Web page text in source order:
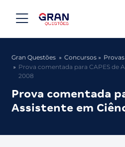
Gran Questões Concursos
Provas
Prova comentada para CAPES de
2008
Prova comentada
Assistente em